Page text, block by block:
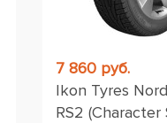
7 860 руб.
Ikon Tyres
RS2 (Character